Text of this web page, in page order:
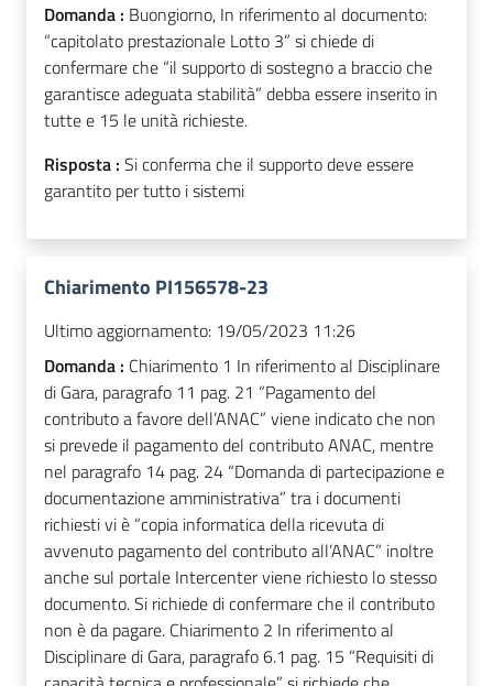
Domanda : Buongiorno, In riferimento al documento:
“capitolato prestazionale Lotto 3” si chiede di
confermare che “il supporto di sostegno a braccio che
garantisce adeguata stabilità” debba essere inserito in
tutte e 15 le unità richieste.
Risposta : Si conferma che il supporto deve essere
garantito per tutto i sistemi
Chiarimento PI156578-23
Ultimo aggiornamento: 19/05/2023 11:26
Domanda : Chiarimento 1 In riferimento al Disciplinare
di Gara, paragrafo 11 pag. 21 “Pagamento del
contributo a favore dell’ANAC” viene indicato che non
si prevede il pagamento del contributo ANAC, mentre
nel paragrafo 14 pag. 24 “Domanda di partecipazione e
documentazione amministrativa” tra i documenti
richiesti vi è “copia informatica della ricevuta di
avvenuto pagamento del contributo all’ANAC” inoltre
anche sul portale Intercenter viene richiesto lo stesso
documento. Si richiede di confermare che il contributo
non è da pagare. Chiarimento 2 In riferimento al
Disciplinare di Gara, paragrafo 6.1 pag. 15 “Requisiti di